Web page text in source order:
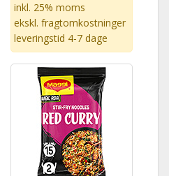
inkl. 25% moms
ekskl. fragtomkostninger
leveringstid 4-7 dage